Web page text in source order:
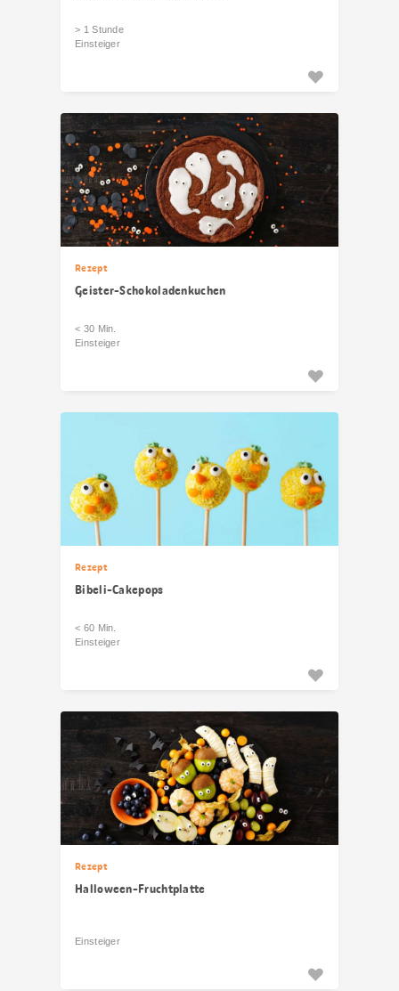
> 1 Stunde
Einsteiger
Rezept
Geister-Schokoladenkuchen
< 30 Min.
Einsteiger
Rezept
Bibeli-Cakepops
< 60 Min.
Einsteiger
Rezept
Halloween-Fruchtplatte
Einsteiger